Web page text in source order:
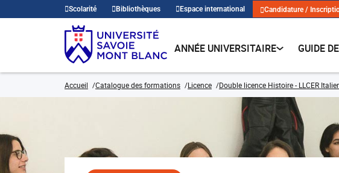
Scolarité Bibliothèques Espace international Candidature /
ANNÉE UNIVERSITAIRE GUIDE
Accueil Catalogue des formations Licence Double licence Histoire - LLCER